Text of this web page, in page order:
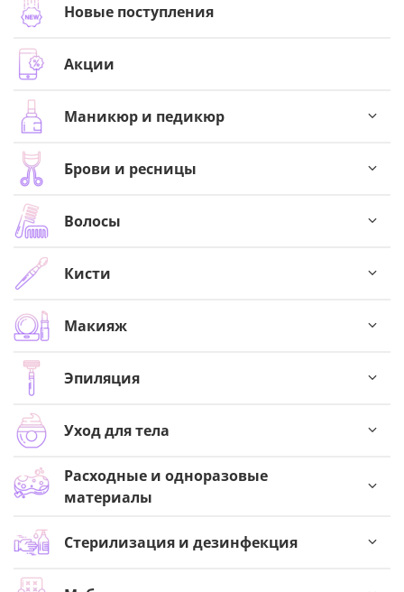
Новые поступления
Акции
Маникюр и педикюр
Брови и ресницы
Волосы
Кисти
Макияж
Эпиляция
Уход для тела
Расходные и одноразовые
материалы
Стерилизация и дезинфекция